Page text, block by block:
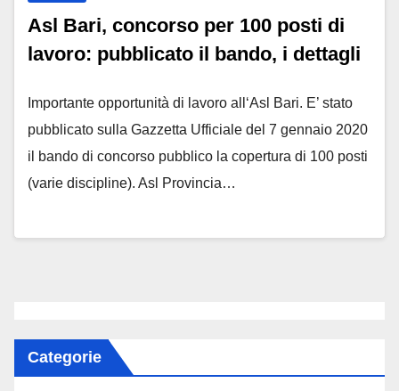
Asl Bari, concorso per 100 posti di
lavoro: pubblicato il bando, i dettagli
Importante opportunità di lavoro all‘Asl Bari. E’ stato
pubblicato sulla Gazzetta Ufficiale del 7 gennaio 2020
il bando di concorso pubblico la copertura di 100 posti
(varie discipline). Asl Provincia…
Categorie